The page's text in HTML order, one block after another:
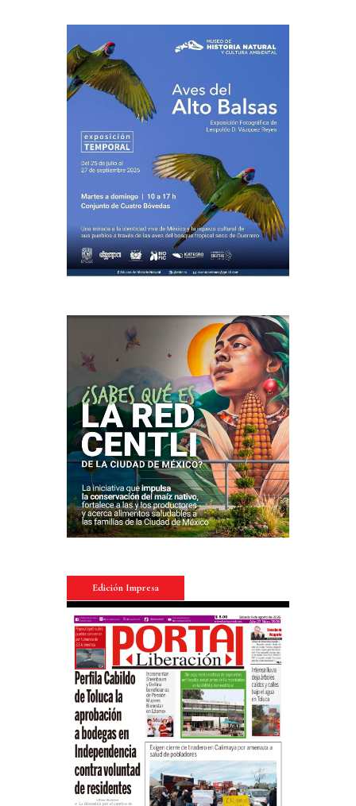
Edición Impresa